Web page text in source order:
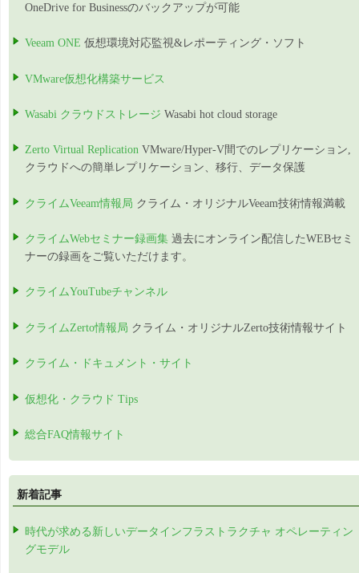
OneDrive for Businessのバックアップが可能
Veeam ONE 仮想環境対応監視&レポーティング・ソフト
VMware仮想化構築サービス
Wasabi クラウドストレージ Wasabi hot cloud storage
Zerto Virtual Replication VMware/Hyper-V間でのレプリケーション,
クラウドへの簡単レプリケーション、移行、データ保護
クライムVeeam情報局 クライム・オリジナルVeeam技術情報満載
クライムWebセミナー録画集 過去にオンライン配信したWEBセミ
ナーの録画をご覧いただけます。
クライムYouTubeチャンネル
クライムZerto情報局 クライム・オリジナルZerto技術情報サイト
クライム・ドキュメント・サイト
仮想化・クラウド Tips
総合FAQ情報サイト
新着記事
時代が求める新しいデータインフラストラクチャ オペレーティン
グモデル